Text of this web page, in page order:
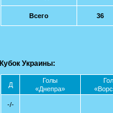
Всего 36
Кубок Украины:
Д
Голы
«Днепра»
-/-